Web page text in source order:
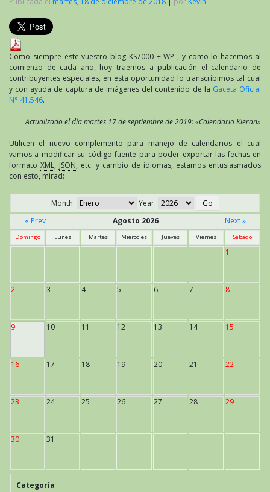
Como siempre este vuestro blog KS7000 +WP , y como lo hacemos al
comienzo de cada año, hoy traemos a publicación el calendario de
contribuyentes especiales, en esta oportunidad lo transcribimos tal cual
y con ayuda de captura de imágenes del contenido de la Gaceta Oficial
N° 41.546.
Actualizado el día martes 17 de septiembre de 2019: «Calendario Kieran»
Utilicen el nuevo complemento para manejo de calendarios el cual
vamos a modificar su código fuente para poder exportar las fechas en
formato XML, JSON, etc. y cambio de idiomas, estamos entusiasmados
con esto, mirad:
Month:
Year:
« Prev
Agosto 2026 Next »
Domingo Lunes Martes Miércoles Jueves Viernes Sábado
1
2 3 4 5 6 7 8
9 10 11 12 13 14 15
16 17 18 19 20 21 22
23 24 25 26 27 28 29
30 31
Categoría